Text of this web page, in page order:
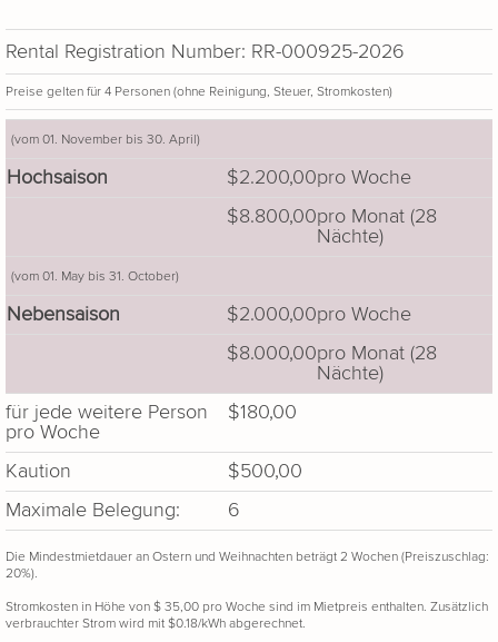
Rental Registration Number: RR-000925-2026
Preise gelten für 4 Personen (ohne Reinigung, Steuer, Stromkosten)
(vom 01. November bis 30. April)
Hochsaison $2.200,00pro Woche
$8.800,00pro Monat (28
Nächte)
(vom 01. May bis 31. October)
Nebensaison $2.000,00pro Woche
$8.000,00pro Monat (28
Nächte)
für jede weitere Person
pro Woche
$180,00
Kaution
$500,00
Maximale Belegung:
6
Die Mindestmietdauer an Ostern und Weihnachten beträgt 2 Wochen (Preiszuschlag:
20%).
Stromkosten in Höhe von $ 35,00 pro Woche sind im Mietpreis enthalten. Zusätzlich
verbrauchter Strom wird mit $0.18/kWh abgerechnet.